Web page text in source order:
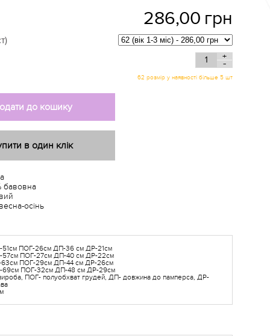
286,00 грн
+
-
до кошику
в один клік
бавовна
осінь
51см ПОГ-26см ДП-36 см ДР-21см
57см ПОГ-27см ДП-40 см ДР-22см
63см ПОГ-29см ДП-44 см ДР-26см
69см ПОГ-32см ДП-48 см ДР-29см
ПОГ- полуобхват грудей, ДП- довжина до памперса, ДР-